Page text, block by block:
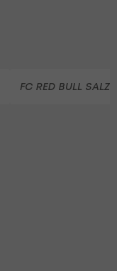
FC RED BULL